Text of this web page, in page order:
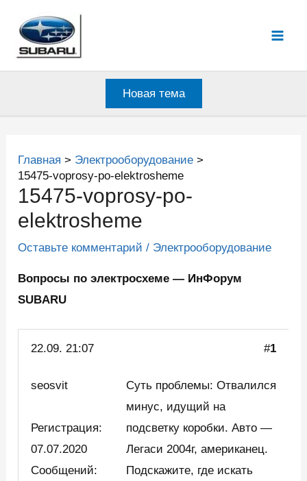
содержимому
Новая тема
Главная
Электрооборудование
15475-voprosy-po-elektrosheme
15475-voprosy-po-
elektrosheme
Оставьте комментарий / Электрооборудование
Вопросы по электросхеме — ИнФорум
SUBARU
22.09. 21:07 #1
seosvit
Регистрация:
07.07.2020
Сообщений:
Суть проблемы: Отвалился
минус, идущий на
подсветку коробки. Авто —
Легаси 2004г, американец.
Подскажите, где искать